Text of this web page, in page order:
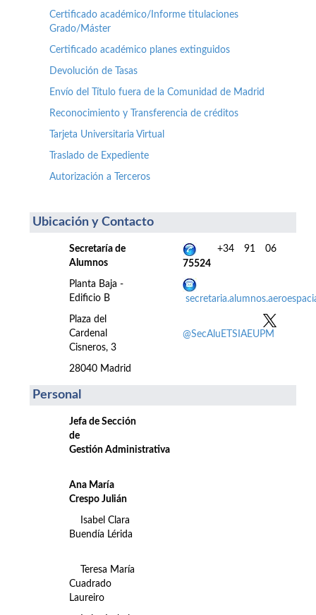
Certificado académico/Informe titulaciones
Grado/Máster
Certificado académico planes extinguidos
Devolución de Tasas
Envío del Título fuera de la Comunidad de Madrid
Reconocimiento y Transferencia de créditos
Tarjeta Universitaria Virtual
Traslado de Expediente
Autorización a Terceros
Ubicación y Contacto
Secretaría de
Alumnos
Planta Baja -
Edificio B
Plaza del
Cardenal
Cisneros, 3
28040 Madrid
+34 91 06
75524
@SecAluETSIAEUPM
Personal
Jefa de Sección
de
Gestión Administrativa
Ana María
Crespo Julián
Isabel Clara
Buendía Lérida
Teresa María
Cuadrado
Laureiro